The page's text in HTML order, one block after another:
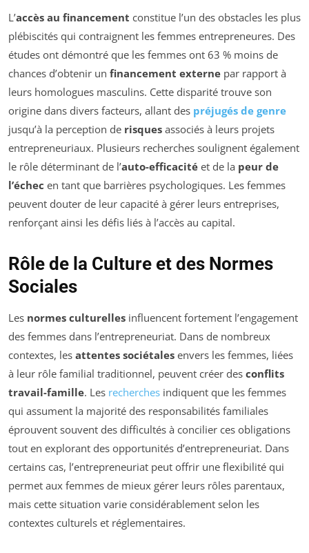
L’accès au financement constitue l’un des obstacles les plus
plébiscités qui contraignent les femmes entrepreneures. Des
études ont démontré que les femmes ont 63 % moins de
chances d’obtenir un financement externe par rapport à
leurs homologues masculins. Cette disparité trouve son
origine dans divers facteurs, allant des préjugés de genre
jusqu’à la perception de risques associés à leurs projets
entrepreneuriaux. Plusieurs recherches soulignent également
le rôle déterminant de l’auto-efficacité et de la peur de
l’échec en tant que barrières psychologiques. Les femmes
peuvent douter de leur capacité à gérer leurs entreprises,
renforçant ainsi les défis liés à l’accès au capital.
Rôle de la Culture et des Normes
Sociales
Les normes culturelles influencent fortement l’engagement
des femmes dans l’entrepreneuriat. Dans de nombreux
contextes, les attentes sociétales envers les femmes, liées
à leur rôle familial traditionnel, peuvent créer des conflits
travail-famille. Les recherches indiquent que les femmes
qui assument la majorité des responsabilités familiales
éprouvent souvent des difficultés à concilier ces obligations
tout en explorant des opportunités d’entrepreneuriat. Dans
certains cas, l’entrepreneuriat peut offrir une flexibilité qui
permet aux femmes de mieux gérer leurs rôles parentaux,
mais cette situation varie considérablement selon les
contextes culturels et réglementaires.